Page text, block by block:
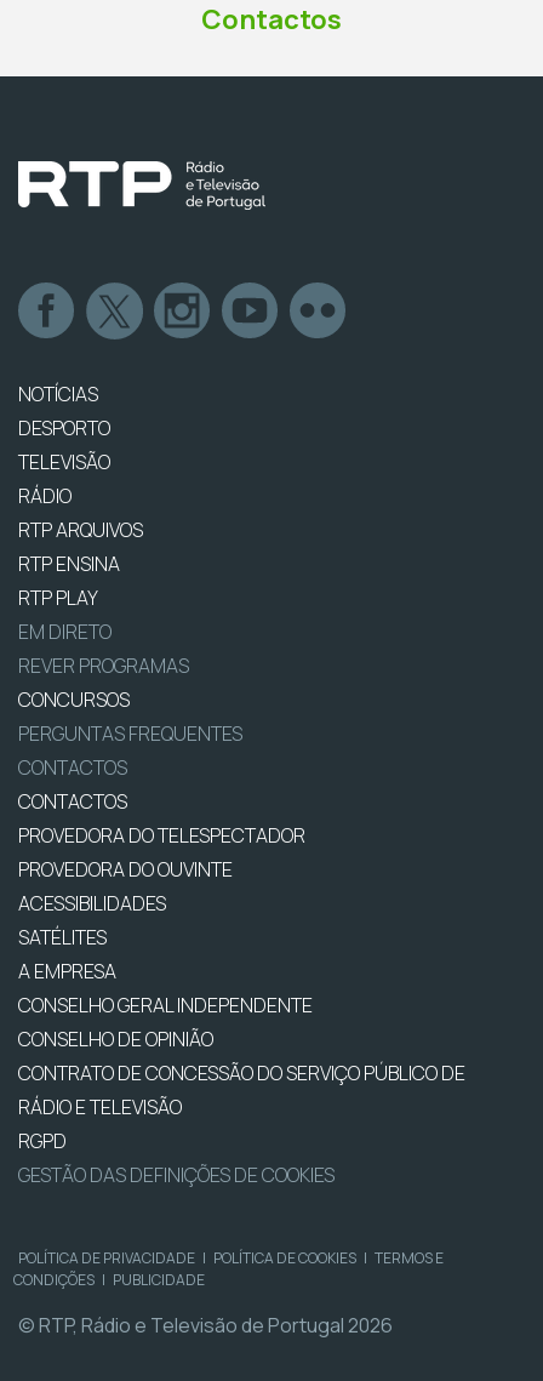
Contactos
NOTÍCIAS
DESPORTO
TELEVISÃO
RÁDIO
RTP ARQUIVOS
RTP ENSINA
RTP PLAY
EM DIRETO
REVER PROGRAMAS
CONCURSOS
PERGUNTAS FREQUENTES
CONTACTOS
CONTACTOS
PROVEDORA DO TELESPECTADOR
PROVEDORA DO OUVINTE
ACESSIBILIDADES
SATÉLITES
A EMPRESA
CONSELHO GERAL INDEPENDENTE
CONSELHO DE OPINIÃO
CONTRATO DE CONCESSÃO DO SERVIÇO PÚBLICO DE
RÁDIO E TELEVISÃO
RGPD
GESTÃO DAS DEFINIÇÕES DE COOKIES
POLÍTICA DE PRIVACIDADE | POLÍTICA DE COOKIES | TERMOS E
CONDIÇÕES | PUBLICIDADE
© RTP, Rádio e Televisão de Portugal 2026